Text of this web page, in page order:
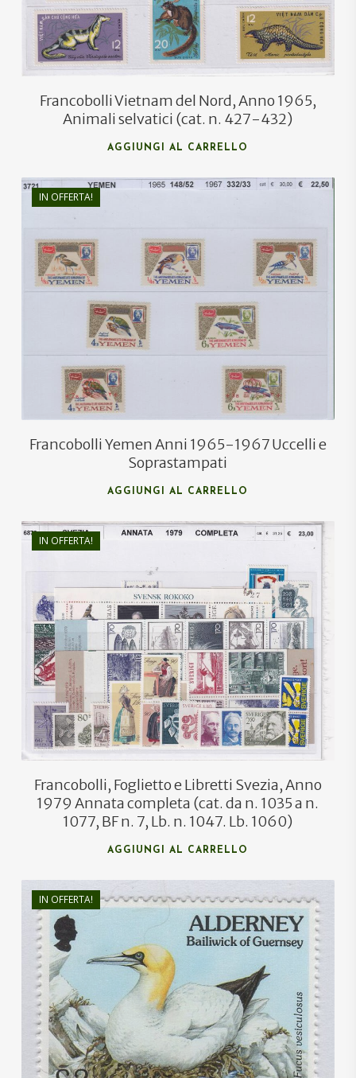
Francobolli Vietnam del Nord, Anno 1965,
Animali selvatici (cat. n. 427-432)
AGGIUNGI AL CARRELLO
IN OFFERTA!
€30,00
20,00
Francobolli Yemen Anni 1965-1967 Uccelli e
Soprastampati
AGGIUNGI AL CARRELLO
IN OFFERTA!
€39,30
€23,00
Francobolli, Foglietto e Libretti Svezia, Anno
1979 Annata completa (cat. da n. 1035 a n.
1077, BF n. 7, Lb. n. 1047. Lb. 1060)
AGGIUNGI AL CARRELLO
IN OFFERTA!
€8,00
€4,80